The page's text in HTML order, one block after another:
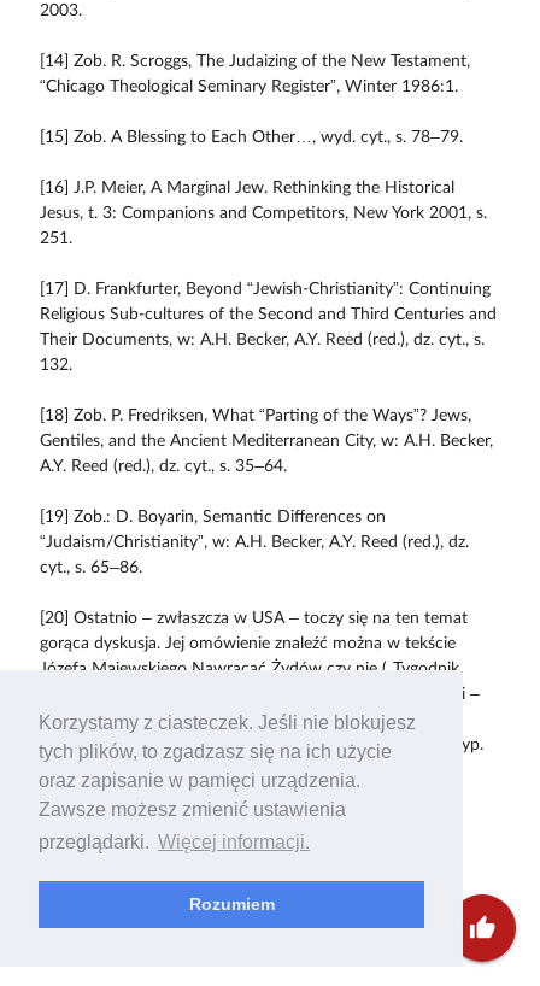
Korzystamy z ciasteczek. Jeśli nie blokujesz
tych plików, to zgadzasz się na ich użycie
oraz zapisanie w pamięci urządzenia.
Zawsze możesz zmienić ustawienia
przeglądarki. Więcej informacji.
Rozumiem
2003.
[14] Zob. R. Scroggs, The Judaizing of the New Testament,
“Chicago Theological Seminary Register”, Winter 1986:1.
[15] Zob. A Blessing to Each Other…, wyd. cyt., s. 78–79.
[16] J.P. Meier, A Marginal Jew. Rethinking the Historical
Jesus, t. 3: Companions and Competitors, New York 2001, s.
251.
[17] D. Frankfurter, Beyond “Jewish-Christianity”: Continuing
Religious Sub-cultures of the Second and Third Centuries and
Their Documents, w: A.H. Becker, A.Y. Reed (red.), dz. cyt., s.
132.
[18] Zob. P. Fredriksen, What “Parting of the Ways”? Jews,
Gentiles, and the Ancient Mediterranean City, w: A.H. Becker,
A.Y. Reed (red.), dz. cyt., s. 35–64.
[19] Zob.: D. Boyarin, Semantic Differences on
“Judaism/Christianity”, w: A.H. Becker, A.Y. Reed (red.), dz.
cyt., s. 65–86.
[20] Ostatnio – zwłaszcza w USA – toczy się na ten temat
gorąca dyskusja. Jej omówienie znaleźć można w tekście
Józefa Majewskiego Nawracać Żydów czy nie („Tygodnik
Powszechny” nr 32/2009); ważnym głosem w tej dyskusji –
już na terenie polskim – jest list ks. Romualda Jakuba
Wekslera-Waszkinela Komu misje? („TP” nr 33/2009) (przyp.
[21] Zob. przypis nr 6.
“The Tablet”, 29.03.2008.
thumb_up